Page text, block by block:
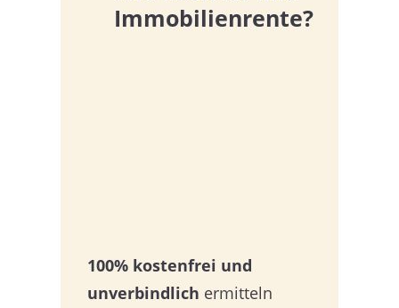
Immobilienrente?
100% kostenfrei und
unverbindlich ermitteln